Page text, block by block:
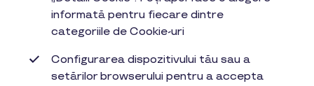
informată pentru fiecare dintre
categoriile de Cookie-uri
Configurarea dispozitivului tău sau a
setărilor browserului pentru a accepta